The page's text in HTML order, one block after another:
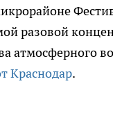
разовой
атмосферного
Краснодар.